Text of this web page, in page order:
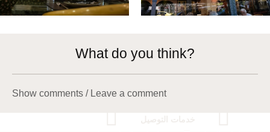
What do you think?
Show comments / Leave a comment